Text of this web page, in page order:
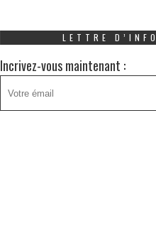
LETTRE
Incrivez-vous maintenant :